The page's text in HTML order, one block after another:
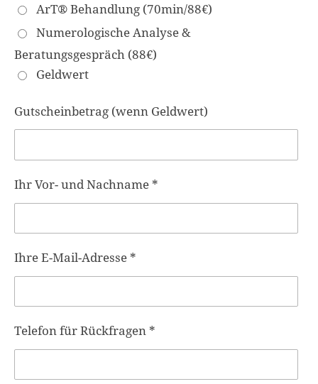
ArT® Behandlung (70min/88€)
Numerologische Analyse &
Beratungsgespräch (88€)
Geldwert
Gutscheinbetrag (wenn Geldwert)
Ihr Vor- und Nachname *
Ihre E-Mail-Adresse *
Telefon für Rückfragen *